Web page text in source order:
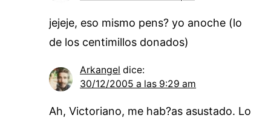
jejeje, eso mismo pens? yo anoche (lo
de los centimillos donados)
Arkangel dice:
30/12/2005 a las 9:29 am
Ah, Victoriano, me hab?as asustado. Lo